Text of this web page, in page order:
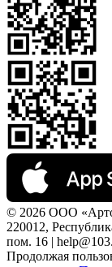
© 2026 ООО
220012,
пом. 16 |
Продолжая